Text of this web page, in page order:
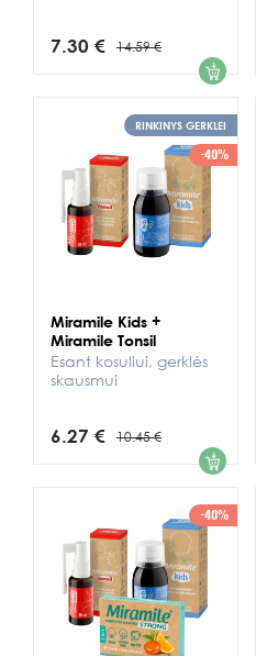
7.30 € 14.59 € 1
RINKINYS GERKLEI
-40%
Miramile Kids +
Miramile Tonsil
Esant kosuliui, gerklės
skausmui
6.27 € 10.45 € 1
-40%